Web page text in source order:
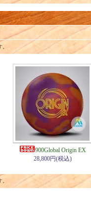
900Global Origin EX
28,800円(税込)